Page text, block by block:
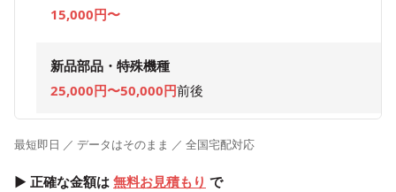
15,000円〜
新品部品・特殊機種
25,000円〜50,000円前後
最短即日 ／ データはそのまま ／ 全国宅配対応
▶ 正確な金額は 無料お見積もり で